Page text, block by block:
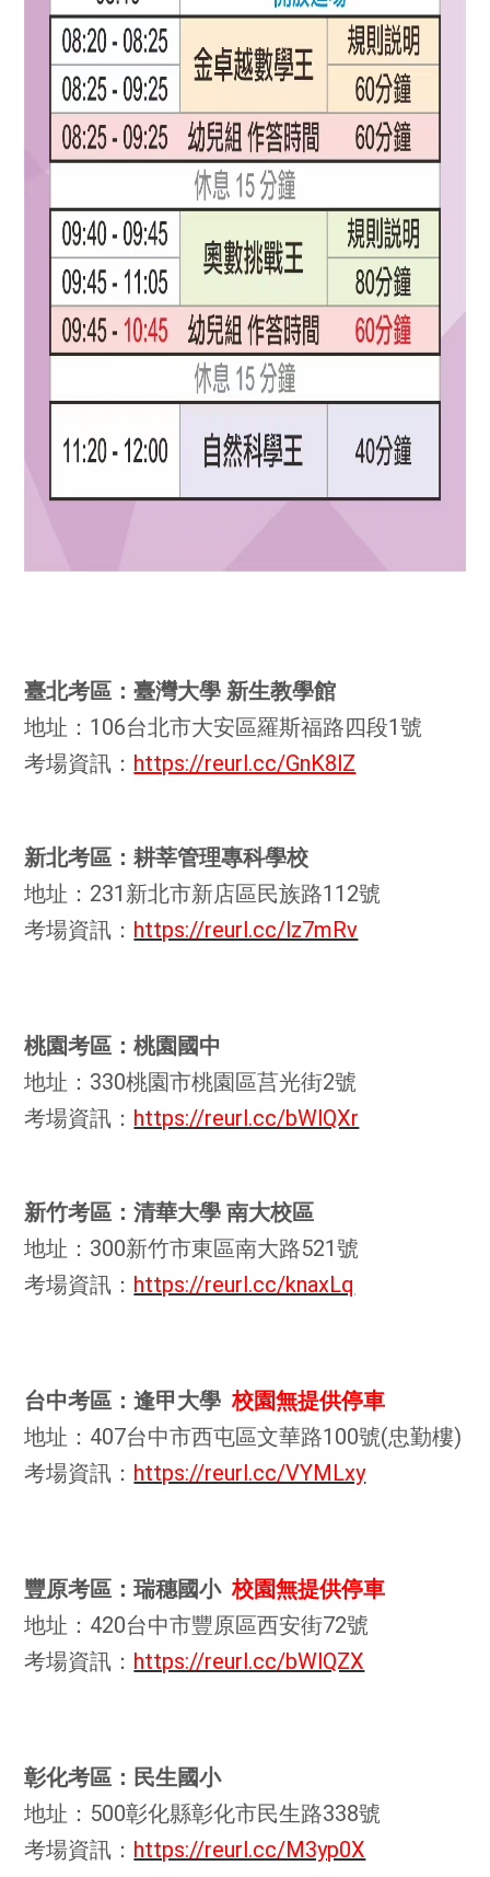
臺北考區：臺灣大學 新生教學館
地址：106台北市大安區羅斯福路四段1號
考場資訊： https://reurl.cc/GnK8lZ
新北考區：耕莘管理專科學校
地址：231新北市新店區民族路112號
考場資訊： https://reurl.cc/lz7mRv
桃園考區：桃園國中
地址：330桃園市桃園區莒光街2號
考場資訊： https://reurl.cc/bWlQXr
新竹考區：清華大學 南大校區
地址：300新竹市東區南大路521號
考場資訊： https://reurl.cc/knaxLq
台中考區：逢甲大學校園無提供停車
地址：407台中市西屯區文華路100號(忠勤樓)
考場資訊： https://reurl.cc/VYMLxy
豐原考區：瑞穗國小校園無提供停車
地址：420台中市豐原區西安街72號
考場資訊： https://reurl.cc/bWlQZX
彰化考區：民生國小
地址：500彰化縣彰化市民生路338號
考場資訊： https://reurl.cc/M3yp0X